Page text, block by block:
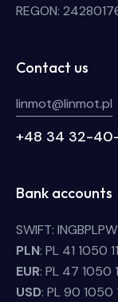
REGON:
Contact us
linmot@linmot.pl
+48 34 32-
Bank accounts
SWIFT: INGBPLPW
PLN: PL 41
EUR: PL 47 1050
USD: PL 90